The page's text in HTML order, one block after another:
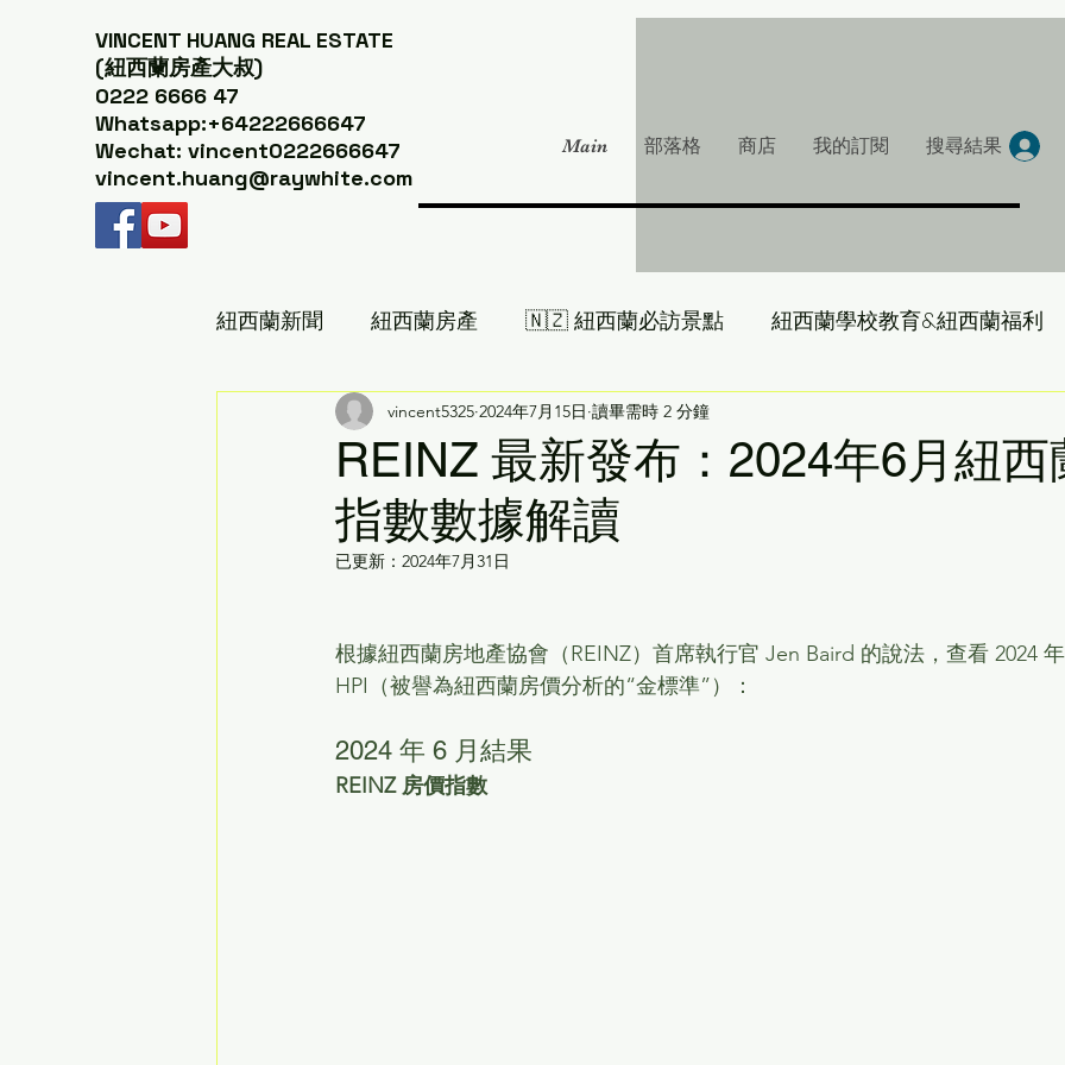
VINCENT HUANG REAL ESTATE
(紐西蘭房產大叔)
0222 6666 47
Whatsapp:+64222666647
Wechat: vincent0222666647
vincent.huang@raywhite.com
Main 部落格 商店 我的訂閱 搜尋結果
紐西蘭新聞 紐西蘭房產 🇳🇿 紐西蘭必訪景點 紐西蘭學校教育&紐西蘭福利
紐西蘭美食推薦｜紐西蘭房產大叔帶你吃遍 NZ
REINZ 最新發布：2024年6月紐西
指數數據解讀
vincent5325 2024年7月15日 讀畢需時 2 分鐘
已更新： 2024年7月31日
根據紐西蘭房地產協會（REINZ）首席執行官 Jen Baird 的說法，查看 2024
HPI（被譽為紐西蘭房價分析的“金標準”）：
2024 年 6 月結果
REINZ 房價指數